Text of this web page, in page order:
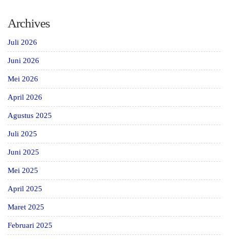
Archives
Juli 2026
Juni 2026
Mei 2026
April 2026
Agustus 2025
Juli 2025
Juni 2025
Mei 2025
April 2025
Maret 2025
Februari 2025